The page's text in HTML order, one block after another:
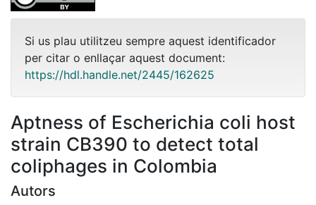
Si us plau utilitzeu sempre aquest identificador
per citar o enllaçar aquest document:
https://hdl.handle.net/2445/162625
Aptness of Escherichia coli host
strain CB390 to detect total
coliphages in Colombia
Autors